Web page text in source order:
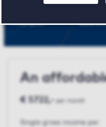
€ 1635,-
Price p.m.
3
An
€ 5722,- per month
Single gross income per